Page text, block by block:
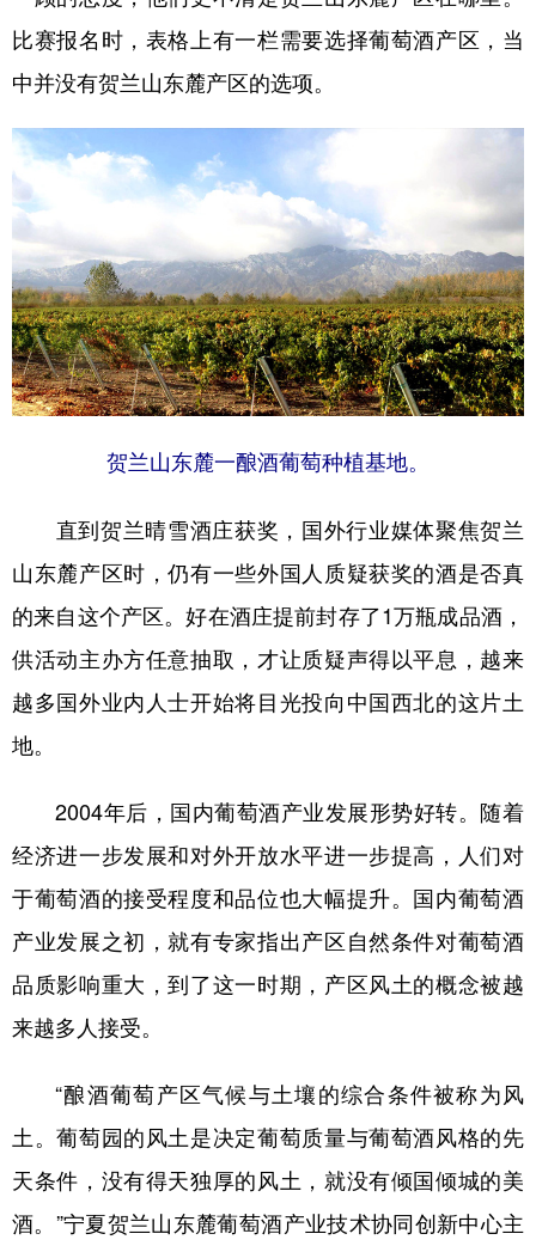
比赛报名时，表格上有一栏需要选择葡萄酒产区，当
中并没有贺兰山东麓产区的选项。
贺兰山东麓一酿酒葡萄种植基地。
直到贺兰晴雪酒庄获奖，国外行业媒体聚焦贺兰
山东麓产区时，仍有一些外国人质疑获奖的酒是否真
的来自这个产区。好在酒庄提前封存了1万瓶成品酒，
供活动主办方任意抽取，才让质疑声得以平息，越来
越多国外业内人士开始将目光投向中国西北的这片土
地。
2004年后，国内葡萄酒产业发展形势好转。随着
经济进一步发展和对外开放水平进一步提高，人们对
于葡萄酒的接受程度和品位也大幅提升。国内葡萄酒
产业发展之初，就有专家指出产区自然条件对葡萄酒
品质影响重大，到了这一时期，产区风土的概念被越
来越多人接受。
“酿酒葡萄产区气候与土壤的综合条件被称为风
土。葡萄园的风土是决定葡萄质量与葡萄酒风格的先
天条件，没有得天独厚的风土，就没有倾国倾城的美
酒。”宁夏贺兰山东麓葡萄酒产业技术协同创新中心主